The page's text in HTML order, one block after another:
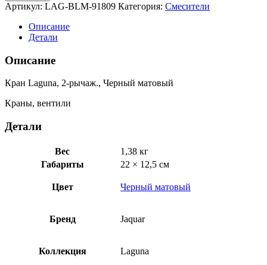
Артикул: LAG-BLM-91809 Категория: Смесители
Описание
Детали
Описание
Кран Laguna, 2-рычаж., Черный матовый
Краны, вентили
Детали
Вес
1,38 кг
Габариты
22 × 12,5 см
Цвет Черный матовый
Бренд Jaquar
Коллекция Laguna